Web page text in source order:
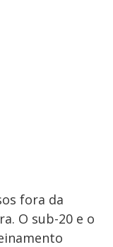
fora da
O sub-20 e o